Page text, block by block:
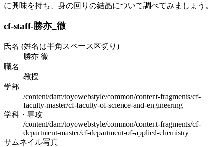
に興味を持ち、身の回りの結晶について調べてみましょう。
cf-staff-勝亦_徹
氏名 (姓名は半角スペース区切り)
勝亦 徹
職名
教授
学部
/content/dam/toyowebstyle/common/content-fragments/cf-
faculty-master/cf-faculty-of-science-and-engineering
学科・専攻
/content/dam/toyowebstyle/common/content-fragments/cf-
department-master/cf-department-of-applied-chemistry
サムネイル写真